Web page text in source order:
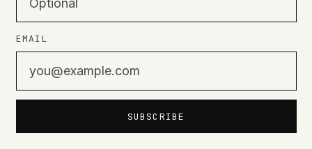
EMAIL
SUBSCRIBE